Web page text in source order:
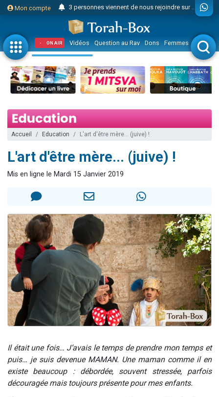
Mon compte 3 personnes viennent de nous rejoindre sur WhatsApp
Odaya vient de donner son Maasser
3 personnes viennent de faire un don pour 5 jours de vacances aux Orphelins
3 personnes viennent de faire un don pour Diane, 80 ans, dans un appartement insalubre
2 personnes viennent de nous rejoindre sur WhatsApp
13 personnes viennent de demander une bénédiction
30 personnes viennent de faire un don pour Sauvez la jambe de Yohan
Il reste 49 places pour étudier en groupe sur Zoom
8 personnes viennent de faire un don pour Tsédaka : pauvres d'Israel
Nouvelle émission radio : Visions de grandeur n°104 : Le Chabbath et le Birkat Hamazone à travers le temps
61 personnes viennent de demander une bénédiction
Il reste 49 places pour étudier en groupe sur Zoom
Ariel vient de donner son Maasser
Nathaniel vient de donner son Maasser
4 personnes viennent de nous rejoindre sur WhatsApp
ON AIR Vidéos Question au Rav Dons Femmes Enfants
Accueil Education L'art d'être mère... (juive) !
L'art d'être mère... (juive) !
Mis en ligne le Mardi 15 Janvier 2019
Il était une fois… J’avais le temps de prendre mon temps et
puis… je suis devenue MAMAN. Une maman comme il en
existe beaucoup : débordée, souvent stressée, parfois
découragée mais toujours présente pour mes enfants.